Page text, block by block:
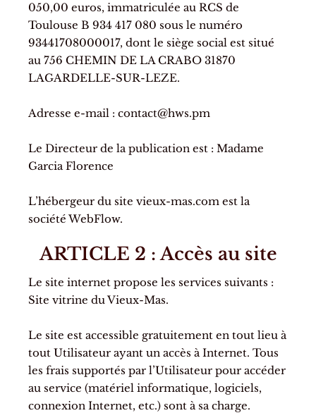
050,00 euros, immatriculée au RCS de
Toulouse B 934 417 080 sous le numéro
93441708000017, dont le siège social est situé
au 756 CHEMIN DE LA CRABO 31870
LAGARDELLE-SUR-LEZE.
Adresse e-mail : contact@hws.pm
Le Directeur de la publication est : Madame
Garcia Florence
L’hébergeur du site vieux-mas.com est la
société WebFlow.
ARTICLE 2 : Accès au site
Le site internet propose les services suivants :
Site vitrine du Vieux-Mas.
Le site est accessible gratuitement en tout lieu à
tout Utilisateur ayant un accès à Internet. Tous
les frais supportés par l’Utilisateur pour accéder
au service (matériel informatique, logiciels,
connexion Internet, etc.) sont à sa charge.